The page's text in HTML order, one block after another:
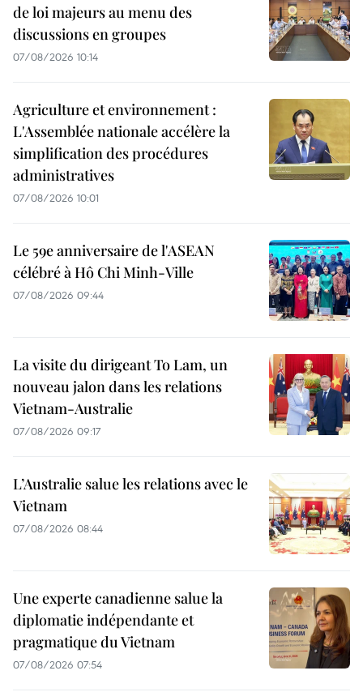
de loi majeurs au menu des
discussions en groupes
07/08/2026 10:14
Agriculture et environnement :
L'Assemblée nationale accélère la
simplification des procédures
administratives
07/08/2026 10:01
Le 59e anniversaire de l'ASEAN
célébré à Hô Chi Minh-Ville
07/08/2026 09:44
La visite du dirigeant To Lam, un
nouveau jalon dans les relations
Vietnam-Australie
07/08/2026 09:17
L’Australie salue les relations avec le
Vietnam
07/08/2026 08:44
Une experte canadienne salue la
diplomatie indépendante et
pragmatique du Vietnam
07/08/2026 07:54